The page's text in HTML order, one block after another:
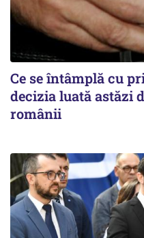
Ce se întâmplă cu
decizia luată astăzi
românii